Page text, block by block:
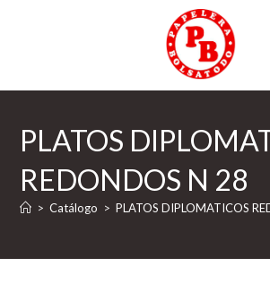
PLATOS
REDONDOS N 28
> Catálogo > PLATOS DIPLOMATICOS